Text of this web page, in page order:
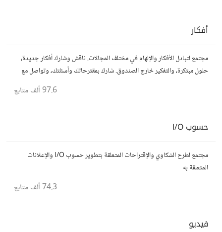
أفكار
مجتمع لتبادل الأفكار والإلهام في مختلف المجالات. ناقش وشارك أفكار جديدة،
حلول مبتكرة، والتفكير خارج الصندوق. شارك بمقترحاتك وأسئلتك، وتواصل مع
97.6 ألف متابع
حسوب I/O
مجتمع لطرح الشكاوي والإقتراحات المتعلقة بتطوير حسوب I/O والإعلانات
المتعلقة به
74.3 ألف متابع
فيديو